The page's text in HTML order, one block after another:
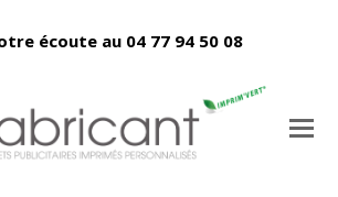
écoute au 04 77 94 50 08